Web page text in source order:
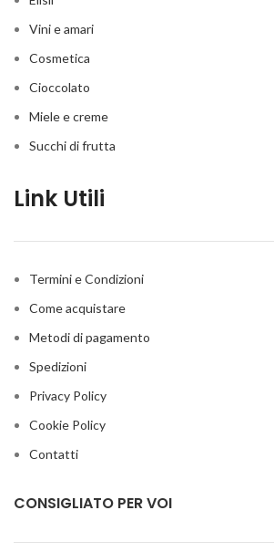
Vini e amari
Cosmetica
Cioccolato
Miele e creme
Succhi di frutta
Link Utili
Termini e Condizioni
Come acquistare
Metodi di pagamento
Spedizioni
Privacy Policy
Cookie Policy
Contatti
CONSIGLIATO PER VOI